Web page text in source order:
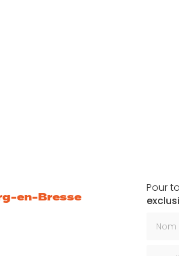
en-Bresse
Pour